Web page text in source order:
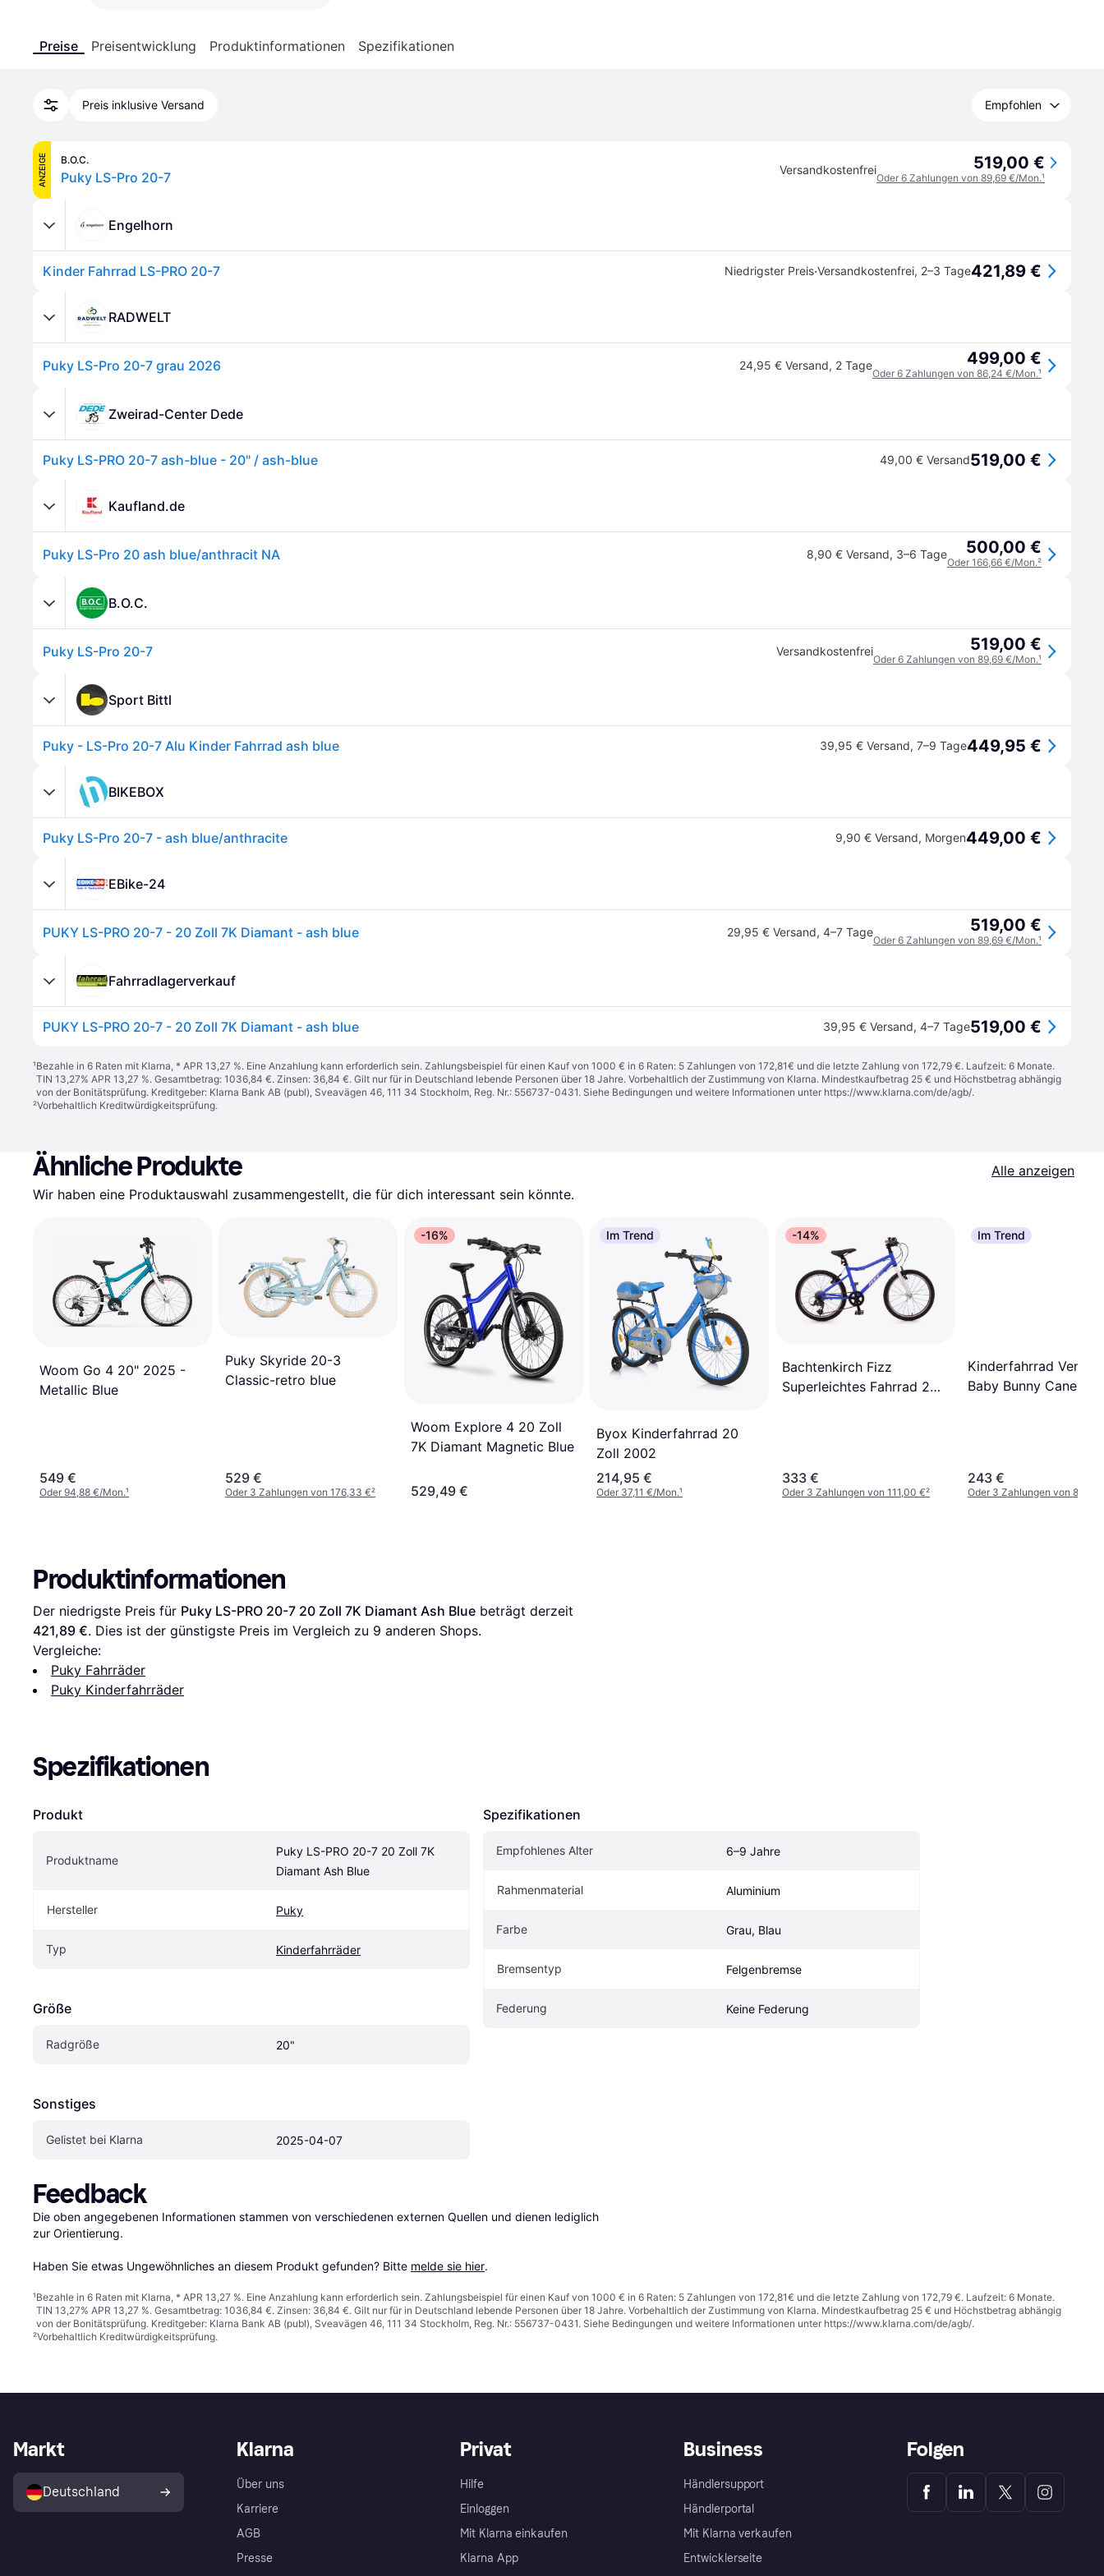
Preise Preisentwicklung Produktinformationen Spezifikationen
Preis inklusive Versand Empfohlen
ANZEIGE B.O.C.
Puky LS-Pro 20-7 Versandkostenfrei 519,00 €
Oder 6 Zahlungen von 89,69 €/Mon.¹
Engelhorn
Kinder Fahrrad LS-PRO 20-7 Niedrigster Preis·Versandkostenfrei, 2–3 Tage421,89 €
RADWELT
Puky LS-Pro 20-7 grau 2026 24,95 € Versand, 2 Tage 499,00 €
Oder 6 Zahlungen von 86,24 €/Mon.¹
Zweirad-Center Dede
Puky LS-PRO 20-7 ash-blue - 20" / ash-blue 49,00 € Versand519,00 €
Kaufland.de
Puky LS-Pro 20 ash blue/anthracit NA 8,90 € Versand, 3–6 Tage 500,00 €
Oder 166,66 €/Mon.²
B.O.C.
Puky LS-Pro 20-7 Versandkostenfrei 519,00 €
Oder 6 Zahlungen von 89,69 €/Mon.¹
Sport Bittl
Puky - LS-Pro 20-7 Alu Kinder Fahrrad ash blue 39,95 € Versand, 7–9 Tage449,95 €
BIKEBOX
Puky LS-Pro 20-7 - ash blue/anthracite 9,90 € Versand, Morgen449,00 €
EBike-24
PUKY LS-PRO 20-7 - 20 Zoll 7K Diamant - ash blue 29,95 € Versand, 4–7 Tage 519,00 €
Oder 6 Zahlungen von 89,69 €/Mon.¹
Fahrradlagerverkauf
PUKY LS-PRO 20-7 - 20 Zoll 7K Diamant - ash blue 39,95 € Versand, 4–7 Tage519,00 €
¹Bezahle in 6 Raten mit Klarna, * APR 13,27 %. Eine Anzahlung kann erforderlich sein. Zahlungsbeispiel für einen Kauf von 1000 € in 6 Raten: 5 Zahlungen von 172,81€ und die letzte Zahlung von 172,79 €. Laufzeit: 6 Monate.
TIN 13,27% APR 13,27 %. Gesamtbetrag: 1036,84 €. Zinsen: 36,84 €. Gilt nur für in Deutschland lebende Personen über 18 Jahre. Vorbehaltlich der Zustimmung von Klarna. Mindestkaufbetrag 25 € und Höchstbetrag abhängig
von der Bonitätsprüfung. Kreditgeber: Klarna Bank AB (publ), Sveavägen 46, 111 34 Stockholm, Reg. Nr.: 556737-0431. Siehe Bedingungen und weitere Informationen unter https://www.klarna.com/de/agb/.
²Vorbehaltlich Kreditwürdigkeitsprüfung.
Ähnliche Produkte
Alle anzeigen
Wir haben eine Produktauswahl zusammengestellt, die für dich interessant sein könnte.
Woom Go 4 20" 2025 -
Metallic Blue
549 €
Oder 94,88 €/Mon.¹
Puky Skyride 20-3
Classic-retro blue
529 €
Oder 3 Zahlungen von 176,33 €²
-16%
Woom Explore 4 20 Zoll
7K Diamant Magnetic Blue
529,49 €
Im Trend
Byox Kinderfahrrad 20
Zoll 2002
214,95 €
Oder 37,11 €/Mon.¹
-14%
Bachtenkirch Fizz
Superleichtes Fahrrad 20
333 €
Oder 3 Zahlungen von 111,00 €²
Im Trend
Kinderfahrrad
Baby Bunny Canellini
243 €
Oder 3 Zahlungen von 81,00
Produktinformationen
Der niedrigste Preis für Puky LS-PRO 20-7 20 Zoll 7K Diamant Ash Blue
421,89 €. Dies ist der günstigste Preis im Vergleich zu 9 anderen Shops.
Vergleiche:
Puky Fahrräder
Puky Kinderfahrräder
Spezifikationen
Produkt
Produktname
Puky LS-PRO 20-7 20 Zoll 7K
Diamant Ash Blue
Hersteller Puky
Typ Kinderfahrräder
Größe
Radgröße 20"
Sonstiges
Gelistet bei Klarna 2025-04-07
Spezifikationen
Empfohlenes Alter 6–9 Jahre
Rahmenmaterial Aluminium
Farbe Grau, Blau
Bremsentyp Felgenbremse
Federung Keine Federung
Feedback
Die oben angegebenen Informationen stammen von verschiedenen externen Quellen und dienen lediglich
zur Orientierung.
Haben Sie etwas Ungewöhnliches an diesem Produkt gefunden? Bitte melde sie hier.
¹Bezahle in 6 Raten mit Klarna, * APR 13,27 %. Eine Anzahlung kann erforderlich sein. Zahlungsbeispiel für einen Kauf von 1000 € in 6 Raten: 5 Zahlungen von 172,81€ und die letzte Zahlung von 172,79 €. Laufzeit: 6 Monate.
TIN 13,27% APR 13,27 %. Gesamtbetrag: 1036,84 €. Zinsen: 36,84 €. Gilt nur für in Deutschland lebende Personen über 18 Jahre. Vorbehaltlich der Zustimmung von Klarna. Mindestkaufbetrag 25 € und Höchstbetrag abhängig
von der Bonitätsprüfung. Kreditgeber: Klarna Bank AB (publ), Sveavägen 46, 111 34 Stockholm, Reg. Nr.: 556737-0431. Siehe Bedingungen und weitere Informationen unter https://www.klarna.com/de/agb/.
²Vorbehaltlich Kreditwürdigkeitsprüfung.
Klarna
Über uns
Karriere
AGB
Presse
Privat
Hilfe
Einloggen
Mit Klarna einkaufen
Klarna App
Business
Händlersupport
Händlerportal
Mit Klarna verkaufen
Entwicklerseite
Markt
Deutschland
Folgen